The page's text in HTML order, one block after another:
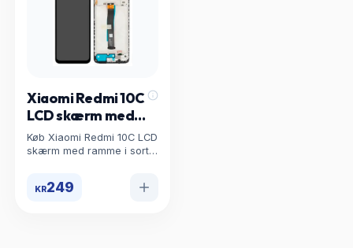
Xiaomi Redmi 10C
LCD skærm med
ramme i sort -
560001C3QA00
Køb Xiaomi Redmi 10C LCD
skærm med ramme i sort -
lav pris og hurtig levering
KR249